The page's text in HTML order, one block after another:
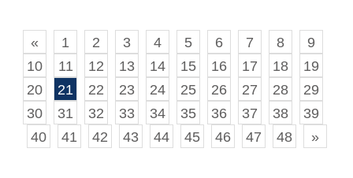
« 1 2 3 4 5 6 7 8
9
10
11 12 13 14 15 16 17 18
19
20
21 22 23 24 25 26 27 28
29
30
31 32 33 34 35 36 37 38
39
40
41 42 43 44 45 46 47 48 »